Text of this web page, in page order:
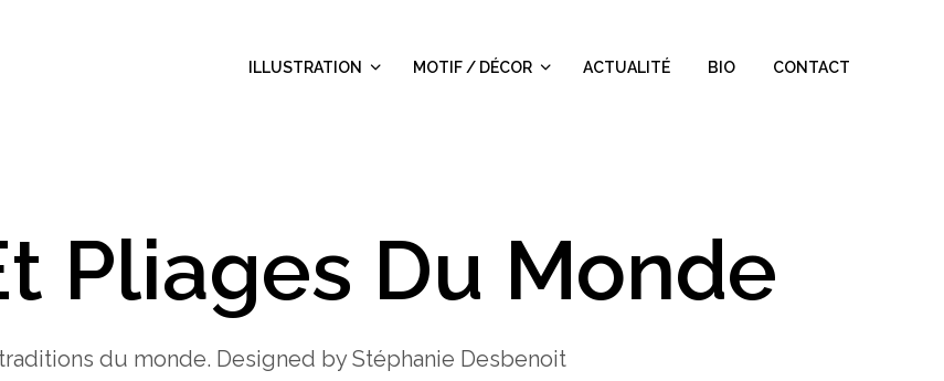
ILLUSTRATION MOTIF / DÉCOR ACTUALITÉ BIO CONTACT
Pliages Du Monde
du monde. Designed by Stéphanie Desbenoit